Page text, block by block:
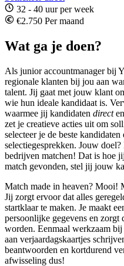
32 - 40 uur per week
€2.750 Per maand
Wat ga je doen?
Als junior accountmanager bij
regionale klanten bij jou aan
talent. Jij gaat met jouw klant
wie hun ideale kandidaat is.
waarmee jij kandidaten direct
zet je creatieve acties uit om
selecteer je de beste
selectiegesprekken. Jouw
bedrijven matchen! Dat is hoe
match gevonden, stel jij jouw
Match made in heaven? Mooi!
Jij zorgt ervoor dat alles
startklaar te maken. Je maakt
persoonlijke gegevens en
worden. Eenmaal werkzaam
aan verjaardagskaartjes
beantwoorden en kortdurend
afwisseling dus!